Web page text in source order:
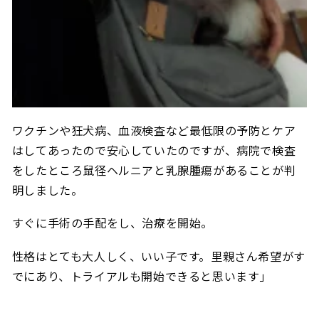
ワクチンや狂犬病、血液検査など最低限の予防とケア
はしてあったので安心していたのですが、病院で検査
をしたところ鼠径ヘルニアと乳腺腫瘍があることが判
明しました。
すぐに手術の手配をし、治療を開始。
性格はとても大人しく、いい子です。里親さん希望がす
でにあり、トライアルも開始できると思います」